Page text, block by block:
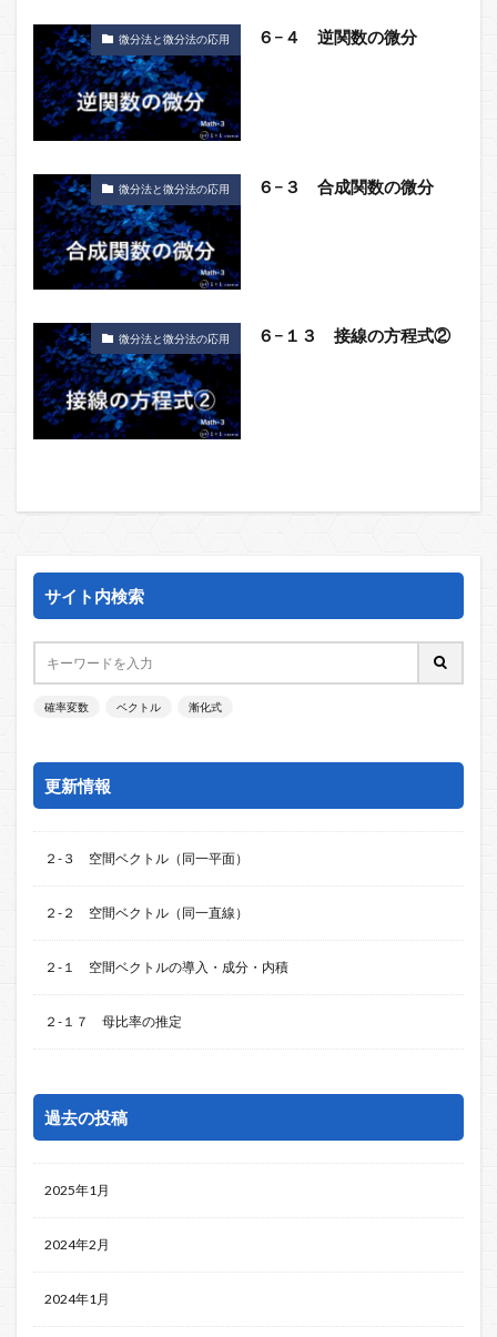
微分法と微分法の応用 ６−４ 逆関数の微分
微分法と微分法の応用 ６−３ 合成関数の微分
微分法と微分法の応用 ６−１３ 接線の方程式②
サイト内検索
確率変数 ベクトル 漸化式
更新情報
２-３ 空間ベクトル（同一平面）
２-２ 空間ベクトル（同一直線）
２-１ 空間ベクトルの導入・成分・内積
２-１７ 母比率の推定
過去の投稿
2025年1月
2024年2月
2024年1月